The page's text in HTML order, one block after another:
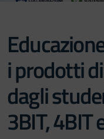
i prodotti
dagli
3BIT, 4BIT